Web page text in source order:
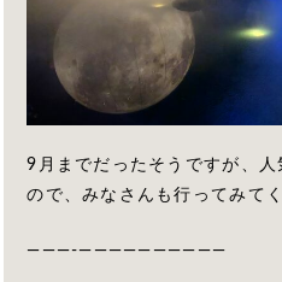
9月までだったそうですが、
ので、みなさんも行ってみて
———-——————————